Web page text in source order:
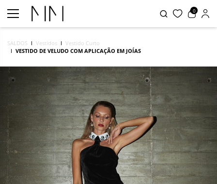
0
SALDOS Vestidos
Vestido Curto
VESTIDO DE VELUDO COM APLICAÇÃO EM JOÍAS